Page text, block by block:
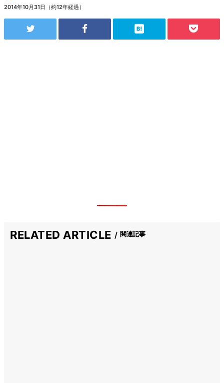
2014年10月31日（約12年経過）
RELATED ARTICLE 関連記事